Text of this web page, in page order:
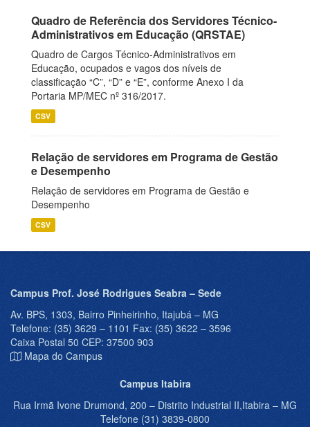
Quadro de Referência dos Servidores Técnico-
Administrativos em Educação (QRSTAE)
Quadro de Cargos Técnico-Administrativos em
Educação, ocupados e vagos dos níveis de
classificação “C”, “D” e “E”, conforme Anexo I da
Portaria MP/MEC nº 316/2017.
CSV
Relação de servidores em Programa de Gestão
e Desempenho
Relação de servidores em Programa de Gestão e
Desempenho
CSV
Campus Prof. José Rodrigues Seabra – Sede
Av. BPS, 1303, Bairro Pinheirinho, Itajubá – MG
Telefone: (35) 3629 – 1101 Fax: (35) 3622 – 3596
Caixa Postal 50 CEP: 37500 903
Mapa do Campus
Campus Itabira
Rua Irmã Ivone Drumond, 200 – Distrito Industrial II,Itabira – MG
Telefone (31) 3839-0800